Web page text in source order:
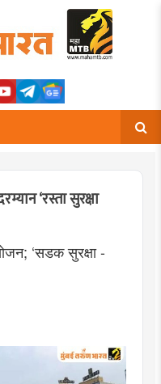
‘रस्ता सुरक्षा
‘सडक सुरक्षा -